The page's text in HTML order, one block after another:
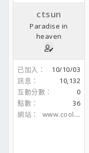
ctsun
Paradise in
heaven
已加入
10/10/03
訊息
10,132
互動分數
0
點數
36
網站
www.coolaler.com